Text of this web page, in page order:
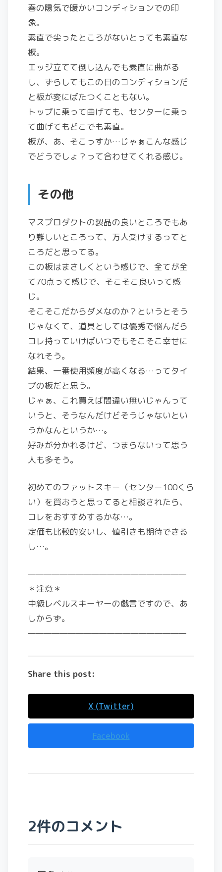
春の陽気で暖かいコンディションでの印
象。
素直で尖ったところがないとっても素直な
板。
エッジ立てて倒し込んでも素直に曲がる
し、ずらしてもこの日のコンディションだ
と板が変にばたつくこともない。
トップに乗って曲げても、センターに乗っ
て曲げてもどこでも素直。
板が、あ、そこっすか…じゃぁこんな感じ
でどうでしょ？って合わせてくれる感じ。
その他
マスプロダクトの製品の良いところでもあ
り難しいところって、万人受けするってと
ころだと思ってる。
この板はまさしくという感じで、全てが全
て70点って感じで、そこそこ良いって感
じ。
そこそこだからダメなのか？というとそう
じゃなくて、道具としては優秀で悩んだら
コレ持っていけばいつでもそこそこ幸せに
なれそう。
結果、一番使用頻度が高くなる…ってタイ
プの板だと思う。
じゃぁ、これ買えば間違い無いじゃんって
いうと、そうなんだけどそうじゃないとい
うかなんというか…。
好みが分かれるけど、つまらないって思う
人も多そう。
初めてのファットスキー（センター100くら
い）を買おうと思ってると相談されたら、
コレをおすすめするかな…。
定価も比較的安いし、値引きも期待できる
し…。
————————————————————
＊注意＊
中級レベルスキーヤーの戯言ですので、あ
しからず。
————————————————————
Share this post:
X (Twitter)
Facebook
2件のコメント